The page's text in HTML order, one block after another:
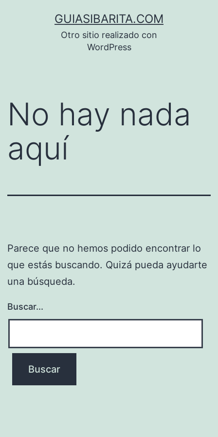
GUIASIBARITA.COM
Otro sitio realizado con
WordPress
No hay nada
aquí
Parece que no hemos podido encontrar lo
que estás buscando. Quizá pueda ayudarte
una búsqueda.
Buscar...